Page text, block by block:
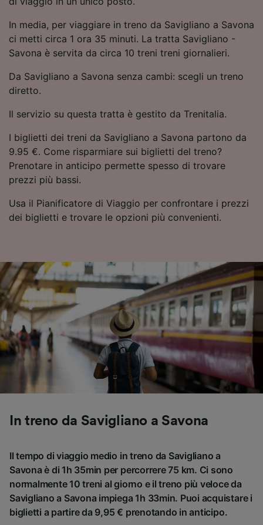
In media, per viaggiare in treno da Savigliano a Savona
ci metti circa 1 ora 35 minuti. La tratta Savigliano -
Savona è servita da circa 10 treni treni giornalieri.
Da Savigliano a Savona senza cambi: scegli un treno
diretto.
Il servizio su questa tratta è gestito da Trenitalia.
I biglietti dei treni da Savigliano a Savona partono da
9.95 €. Come risparmiare sui biglietti del treno?
Prenotare in anticipo permette spesso di trovare
prezzi più bassi.
Usa il Pianificatore di Viaggio per confrontare i prezzi
dei biglietti e trovare le opzioni più convenienti.
In treno da Savigliano a Savona
Il tempo di viaggio medio in treno da Savigliano a
Savona è di 1h 35min per percorrere 75 km. Ci sono
normalmente 10 treni al giorno e il treno più veloce da
Savigliano a Savona impiega 1h 33min. Puoi acquistare i
biglietti a partire da 9,95 € prenotando in anticipo.
Utilizzare dati di geolocalizzazione precisi.
Scansione attiva delle caratteristiche del
dispositivo ai fini dell’identificazione.
Archiviare informazioni su dispositivo e/o
accedervi. Pubblicità e contenuti
dei contenuti e degli annunci, ricerche sul
pubblico, sviluppo di servizi.
Elenco dei partner (fornitori)